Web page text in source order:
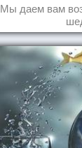
Мы даем вам